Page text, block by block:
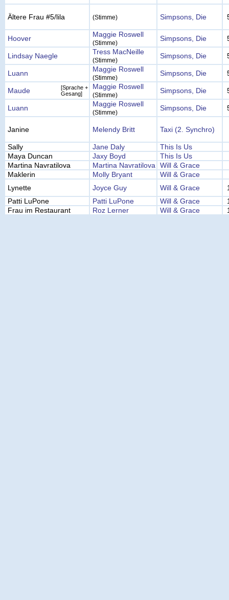
Ältere Frau #5/lila (Stimme) Simpsons, Die
Hoover Maggie Roswell
(Stimme)
Simpsons, Die
Lindsay Naegle Tress MacNeille
(Stimme)
Simpsons, Die
Luann Maggie Roswell
(Stimme)
Simpsons, Die
Maude
[Sprache +
Gesang]
Maggie Roswell
(Stimme)
Simpsons, Die
Luann Maggie Roswell
(Stimme)
Simpsons, Die
Janine Melendy Britt Taxi (2. Synchro)
Sally Jane Daly
This Is Us
Maya Duncan
Jaxy Boyd
This Is Us
Martina Navratilova
Martina Navratilova
Will & Grace
Maklerin
Molly Bryant
Will & Grace
Lynette
Joyce Guy Will & Grace
Patti LuPone
Patti LuPone Will & Grace
Frau im Restaurant
Roz Lerner Will & Grace